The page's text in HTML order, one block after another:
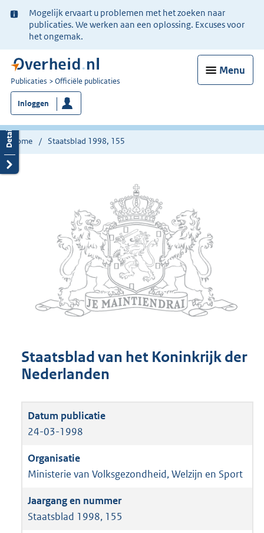
Ter
informatie:
Mogelijk ervaart u problemen met het zoeken naar
publicaties. We werken aan een oplossing. Excuses voor
het ongemak.
Menu
U
bent
nu
hier:
Publicaties Officiële publicaties
Inloggen
Home Staatsblad 1998, 155
Staatsblad van het Koninkrijk der
Nederlanden
24-03-1998
Ministerie van Volksgezondheid, Welzijn en Sport
Staatsblad 1998, 155